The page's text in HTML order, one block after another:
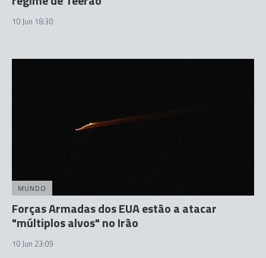
10 Jun 18:30
MUNDO
Forças Armadas dos EUA estão a atacar
"múltiplos alvos" no Irão
10 Jun 23:09